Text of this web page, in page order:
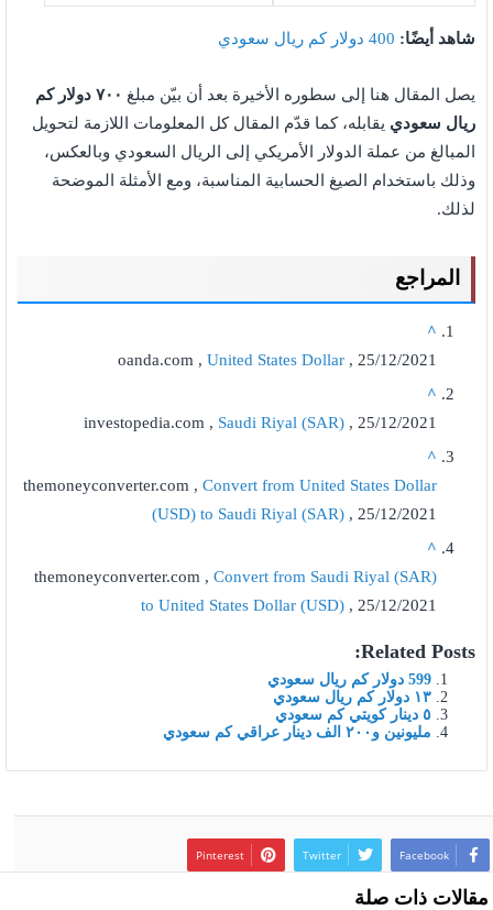
شاهد أيضًا: 400 دولار كم ريال سعودي
يصل المقال هنا إلى سطوره الأخيرة بعد أن بيّن مبلغ
٧٠٠ دولار كم
ريال سعودي يقابله، كما قدّم المقال كل المعلومات اللازمة لتحويل
المبالغ من عملة الدولار الأمريكي إلى الريال السعودي وبالعكس،
وذلك باستخدام الصيغ الحسابية المناسبة، ومع الأمثلة الموضحة
لذلك.
المراجع
^
oanda.com , United States Dollar , 25/12/2021
^
investopedia.com , Saudi Riyal (SAR) , 25/12/2021
^
themoneyconverter.com , Convert from United States Dollar
(USD) to Saudi Riyal (SAR) , 25/12/2021
^
themoneyconverter.com , Convert from Saudi Riyal (SAR)
to United States Dollar (USD) , 25/12/2021
Related Posts:
599 دولار كم ريال سعودي
١٣ دولار كم ريال سعودي
٥ دينار كويتي كم سعودي
مليونين و٢٠٠ الف دينار عراقي كم سعودي
Facebook
Twitter
Pinterest
مقالات ذات صلة